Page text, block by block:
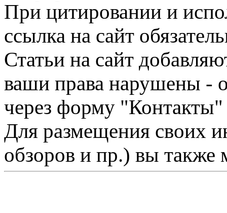
При цитировании и
ссылка на сайт
Статьи на сайт
ваши права нарушены -
через форму "Контакты"
Для размещения своих
обзоров и пр.) вы также